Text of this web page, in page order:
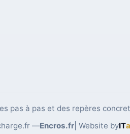
pas à pas et des repères
—Encros.fr | Website byIT